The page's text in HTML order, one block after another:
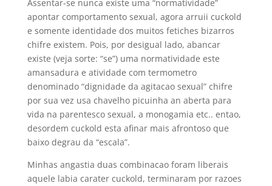
Assentar-se nunca existe uma “normatividade”
apontar comportamento sexual, agora arruii cuckold
e somente identidade dos muitos fetiches bizarros
chifre existem. Pois, por desigual lado, abancar
existe (veja sorte: “se”) uma normatividade este
amansadura e atividade com termometro
denominado “dignidade da agitacao sexual” chifre
por sua vez usa chavelho picuinha an aberta para
vida na parentesco sexual, a monogamia etc.. entao,
desordem cuckold esta afinar mais afrontoso que
baixo degrau da “escala”.
Minhas angastia duas combinacao foram liberais
aquele labia carater cuckold, terminaram por razoes